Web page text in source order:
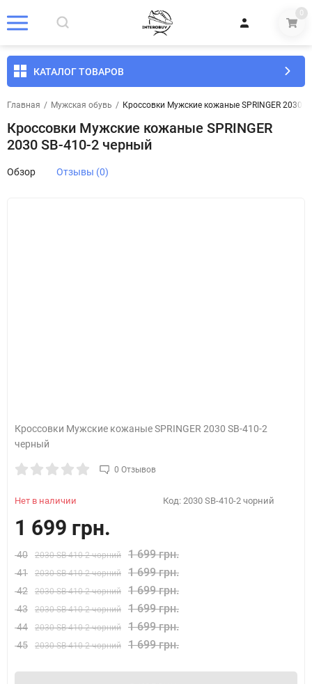
0
КАТАЛОГ ТОВАРОВ
Главная / Мужская обувь / Кроссовки Мужские кожаные SPRINGER 2030
Кроссовки Мужские кожаные SPRINGER
2030 SB-410-2 черный
Обзор Отзывы (0)
Кроссовки Мужские кожаные SPRINGER 2030 SB-410-2
черный
0 Отзывов
Нет в наличии Код: 2030 SB-410-2 чорний
1 699 грн.
40 2030 SB-410-2 чорний 1 699 грн.
41 2030 SB-410-2 чорний 1 699 грн.
42 2030 SB-410-2 чорний 1 699 грн.
43 2030 SB-410-2 чорний 1 699 грн.
44 2030 SB-410-2 чорний 1 699 грн.
45 2030 SB-410-2 чорний 1 699 грн.